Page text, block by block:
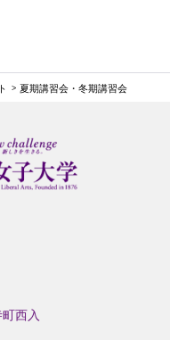
夏期講習会・冬期講習会
西入